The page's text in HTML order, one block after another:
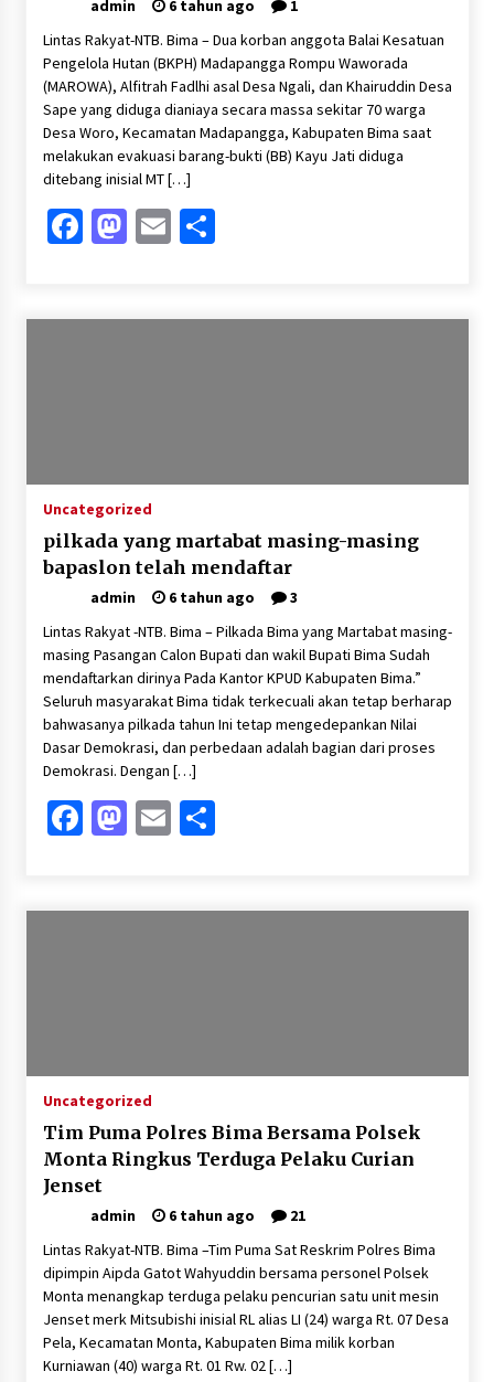
admin 6 tahun ago
1
Lintas Rakyat-NTB. Bima – Dua korban anggota Balai Kesatuan
Pengelola Hutan (BKPH) Madapangga Rompu Waworada
(MAROWA), Alfitrah Fadlhi asal Desa Ngali, dan Khairuddin Desa
Sape yang diduga dianiaya secara massa sekitar 70 warga
Desa Woro, Kecamatan Madapangga, Kabupaten Bima saat
melakukan evakuasi barang-bukti (BB) Kayu Jati diduga
ditebang inisial MT […]
Facebook
Mastodon
EmailShare
Uncategorized
pilkada yang martabat masing-masing
bapaslon telah mendaftar
admin 6 tahun ago
3
Lintas Rakyat -NTB. Bima – Pilkada Bima yang Martabat masing-
masing Pasangan Calon Bupati dan wakil Bupati Bima Sudah
mendaftarkan dirinya Pada Kantor KPUD Kabupaten Bima.”
Seluruh masyarakat Bima tidak terkecuali akan tetap berharap
bahwasanya pilkada tahun Ini tetap mengedepankan Nilai
Dasar Demokrasi, dan perbedaan adalah bagian dari proses
Demokrasi. Dengan […]
Facebook
Mastodon
EmailShare
Uncategorized
Tim Puma Polres Bima Bersama Polsek
Monta Ringkus Terduga Pelaku Curian
Jenset
admin 6 tahun ago
21
Lintas Rakyat-NTB. Bima –Tim Puma Sat Reskrim Polres Bima
dipimpin Aipda Gatot Wahyuddin bersama personel Polsek
Monta menangkap terduga pelaku pencurian satu unit mesin
Jenset merk Mitsubishi inisial RL alias LI (24) warga Rt. 07 Desa
Pela, Kecamatan Monta, Kabupaten Bima milik korban
Kurniawan (40) warga Rt. 01 Rw. 02 […]